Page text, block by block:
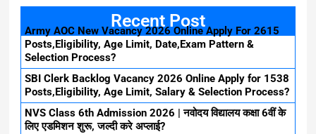
Recent Post
Army AOC New Vacancy 2026 Online Apply For 2615
Posts,Eligibility, Age Limit, Date,Exam Pattern &
Selection Process?
SBI Clerk Backlog Vacancy 2026 Online Apply for 1538
Posts,Eligibility, Age Limit, Salary & Selection Process?
NVS Class 6th Admission 2026 | नवोदय विद्यालय कक्षा 6वीं के
लिए एडमिशन शुरू, जल्दी करे अप्लाई?